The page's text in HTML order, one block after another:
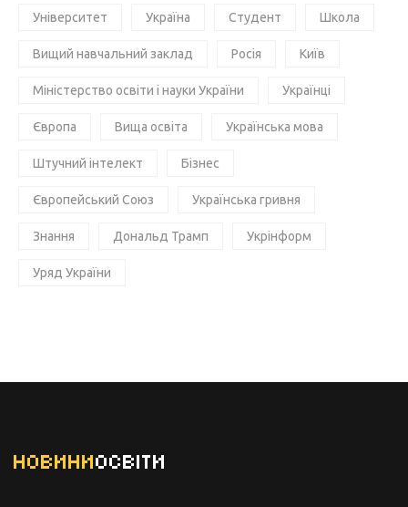
Університет Україна Студент Школа
Вищий навчальний заклад Росія Київ
Міністерство освіти і науки України Українці
Європа Вища освіта Українська мова
Штучний інтелект Бізнес
Європейський Союз Українська гривня
Знання Дональд Трамп Укрінформ
Уряд України
НОВИНИОСВІТИ